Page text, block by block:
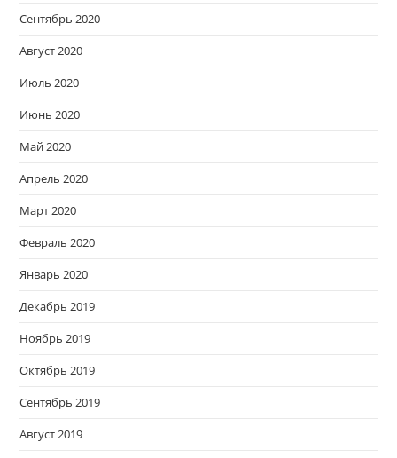
Сентябрь 2020
Август 2020
Июль 2020
Июнь 2020
Май 2020
Апрель 2020
Март 2020
Февраль 2020
Январь 2020
Декабрь 2019
Ноябрь 2019
Октябрь 2019
Сентябрь 2019
Август 2019